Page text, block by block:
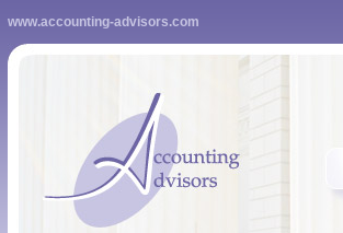
www.accounting-advisors.com